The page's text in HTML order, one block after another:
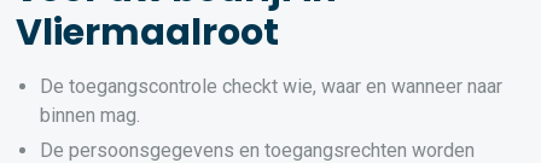
Vliermaalroot
De toegangscontrole checkt wie, waar en wanneer naar
binnen mag.
De persoonsgegevens en toegangsrechten worden